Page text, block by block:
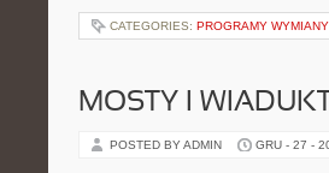
CATEGORIES: PROGRAMY
MOSTY I
POSTED BY ADMIN GRU - 27 -